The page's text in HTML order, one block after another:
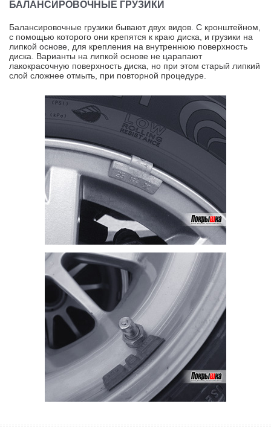
БАЛАНСИРОВОЧНЫЕ ГРУЗИКИ
Балансировочные грузики бывают двух видов. С кронштейном,
с помощью которого они крепятся к краю диска, и грузики на
липкой основе, для крепления на внутреннюю поверхность
диска. Варианты на липкой основе не царапают
лакокрасочную поверхность диска, но при этом старый липкий
слой сложнее отмыть, при повторной процедуре.